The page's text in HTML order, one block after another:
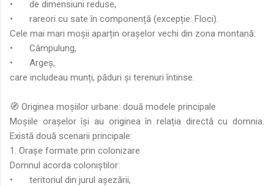
•
de dimensiuni reduse,
•
rareori cu sate în componență (excepție: Floci).
Cele mai mari moșii aparțin orașelor vechi din zona montană:
•
Câmpulung,
•
Argeș,
care includeau munți, păduri și terenuri întinse.
🧭 Originea moșiilor urbane: două modele principale
Moșiile orașelor își au originea în relația directă cu domnia.
Există două scenarii principale:
1. Orașe formate prin colonizare
Domnul acorda coloniștilor:
•
teritoriul din jurul așezării,